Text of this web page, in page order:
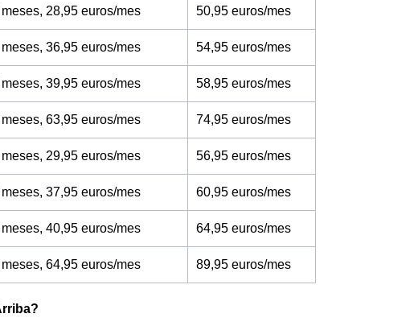
28,95 euros/mes 50,95 euros/mes
36,95 euros/mes 54,95 euros/mes
39,95 euros/mes 58,95 euros/mes
63,95 euros/mes 74,95 euros/mes
29,95 euros/mes 56,95 euros/mes
37,95 euros/mes 60,95 euros/mes
40,95 euros/mes 64,95 euros/mes
64,95 euros/mes 89,95 euros/mes